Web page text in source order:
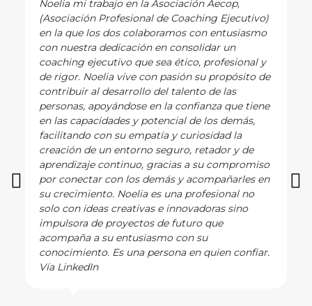
Noelia mi trabajo en la Asociación Aecop,
(Asociación Profesional de Coaching Ejecutivo)
en la que los dos colaboramos con entusiasmo
con nuestra dedicación en consolidar un
coaching ejecutivo que sea ético, profesional y
de rigor. Noelia vive con pasión su propósito de
contribuir al desarrollo del talento de las
personas, apoyándose en la confianza que tiene
en las capacidades y potencial de los demás,
facilitando con su empatía y curiosidad la
creación de un entorno seguro, retador y de
aprendizaje continuo, gracias a su compromiso
por conectar con los demás y acompañarles en
su crecimiento. Noelia es una profesional no
solo con ideas creativas e innovadoras sino
impulsora de proyectos de futuro que
acompaña a su entusiasmo con su
conocimiento. Es una persona en quien confiar.
Vía LinkedIn